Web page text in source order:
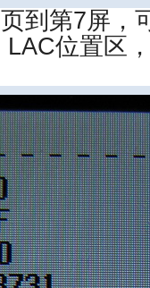
到第7屏，
位置区